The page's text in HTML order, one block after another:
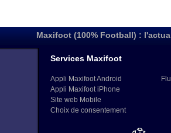
Maxifoot (100% Football) :
Services Maxifoot
Appli Maxifoot Android
Appli Maxifoot iPhone
Site web Mobile
Choix de consentement